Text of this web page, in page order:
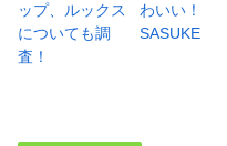
ップ、ルックス
についても調
査！
わいい！
SASUKE